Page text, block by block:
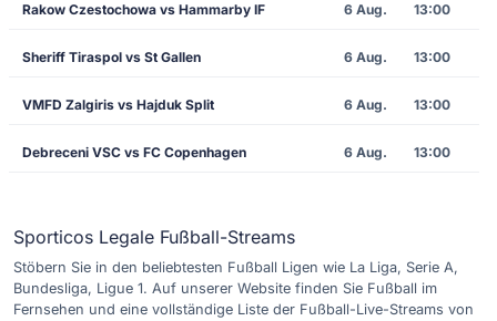
Rakow Czestochowa vs Hammarby IF 6 Aug. 13:00
Sheriff Tiraspol vs St Gallen 6 Aug. 13:00
VMFD Zalgiris vs Hajduk Split 6 Aug. 13:00
Debreceni VSC vs FC Copenhagen 6 Aug. 13:00
Sporticos Legale Fußball-Streams
Stöbern Sie in den beliebtesten Fußball Ligen wie La Liga, Serie A,
Bundesliga, Ligue 1. Auf unserer Website finden Sie Fußball im
Fernsehen und eine vollständige Liste der Fußball-Live-Streams von